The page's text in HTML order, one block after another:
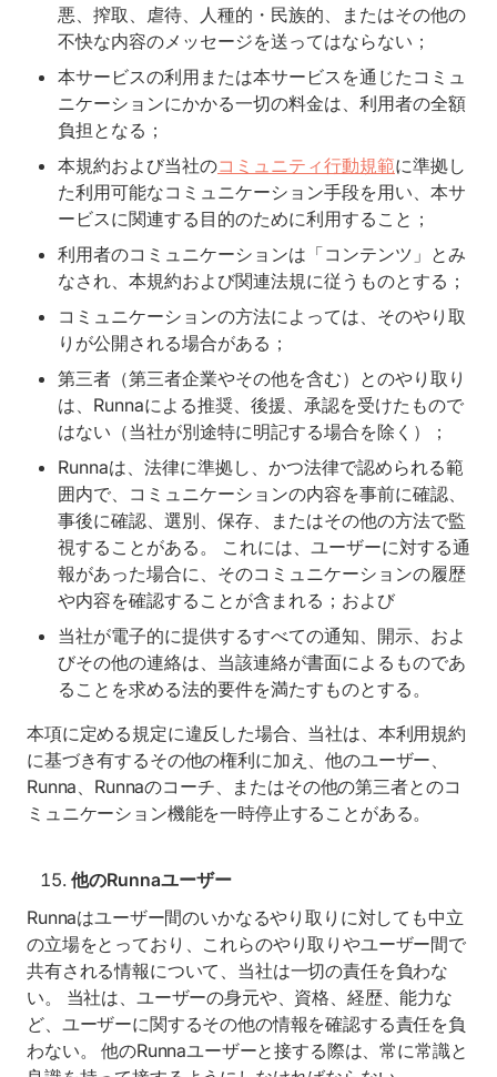
悪、搾取、虐待、人種的・民族的、またはその他の
不快な内容のメッセージを送ってはならない；
本サービスの利用または本サービスを通じたコミュ
ニケーションにかかる一切の料金は、利用者の全額
負担となる；
本規約および当社のコミュニティ行動規範に準拠し
た利用可能なコミュニケーション手段を用い、本サ
ービスに関連する目的のために利用すること；
利用者のコミュニケーションは「コンテンツ」とみ
なされ、本規約および関連法規に従うものとする；
コミュニケーションの方法によっては、そのやり取
りが公開される場合がある；
第三者（第三者企業やその他を含む）とのやり取り
は、Runnaによる推奨、後援、承認を受けたもので
はない（当社が別途特に明記する場合を除く）；
Runnaは、法律に準拠し、かつ法律で認められる範
囲内で、コミュニケーションの内容を事前に確認、
事後に確認、選別、保存、またはその他の方法で監
視することがある。 これには、ユーザーに対する通
報があった場合に、そのコミュニケーションの履歴
や内容を確認することが含まれる；および
当社が電子的に提供するすべての通知、開示、およ
びその他の連絡は、当該連絡が書面によるものであ
ることを求める法的要件を満たすものとする。
本項に定める規定に違反した場合、当社は、本利用規約
に基づき有するその他の権利に加え、他のユーザー、
Runna、Runnaのコーチ、またはその他の第三者とのコ
ミュニケーション機能を一時停止することがある。
他のRunnaユーザー
Runnaはユーザー間のいかなるやり取りに対しても中立
の立場をとっており、これらのやり取りやユーザー間で
共有される情報について、当社は一切の責任を負わな
い。 当社は、ユーザーの身元や、資格、経歴、能力な
ど、ユーザーに関するその他の情報を確認する責任を負
わない。 他のRunnaユーザーと接する際は、常に常識と